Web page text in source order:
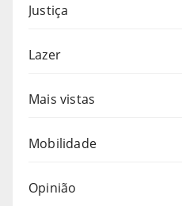
Justiça
Lazer
Mais vistas
Mobilidade
Opinião